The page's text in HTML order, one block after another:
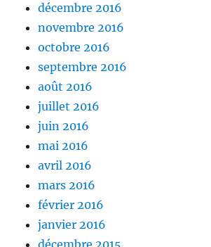
décembre 2016
novembre 2016
octobre 2016
septembre 2016
août 2016
juillet 2016
juin 2016
mai 2016
avril 2016
mars 2016
février 2016
janvier 2016